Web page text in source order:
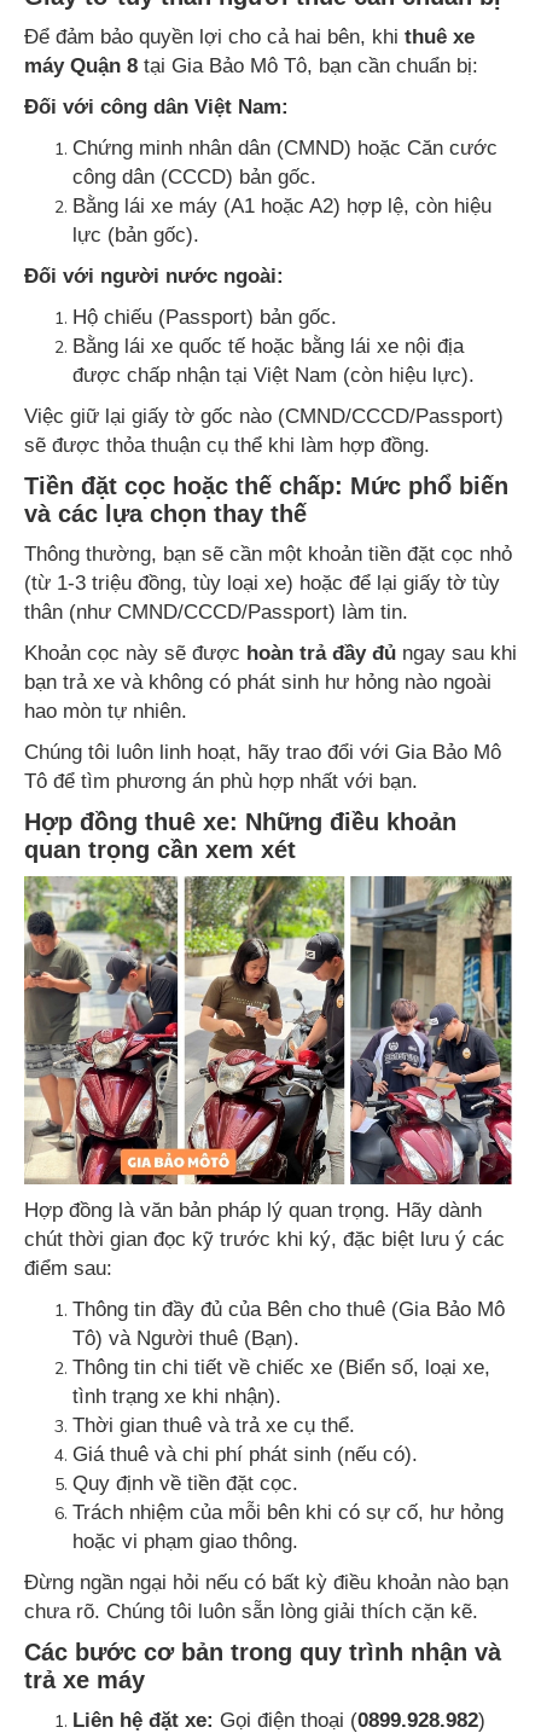
Để đảm bảo quyền lợi cho cả hai bên, khi thuê xe
máy Quận 8 tại Gia Bảo Mô Tô, bạn cần chuẩn bị:
Đối với công dân Việt Nam:
Chứng minh nhân dân (CMND) hoặc Căn cước
công dân (CCCD) bản gốc.
Bằng lái xe máy (A1 hoặc A2) hợp lệ, còn hiệu
lực (bản gốc).
Đối với người nước ngoài:
Hộ chiếu (Passport) bản gốc.
Bằng lái xe quốc tế hoặc bằng lái xe nội địa
được chấp nhận tại Việt Nam (còn hiệu lực).
Việc giữ lại giấy tờ gốc nào (CMND/CCCD/Passport)
sẽ được thỏa thuận cụ thể khi làm hợp đồng.
Tiền đặt cọc hoặc thế chấp: Mức phổ biến
và các lựa chọn thay thế
Thông thường, bạn sẽ cần một khoản tiền đặt cọc nhỏ
(từ 1-3 triệu đồng, tùy loại xe) hoặc để lại giấy tờ tùy
thân (như CMND/CCCD/Passport) làm tin.
Khoản cọc này sẽ được hoàn trả đầy đủ ngay sau khi
bạn trả xe và không có phát sinh hư hỏng nào ngoài
hao mòn tự nhiên.
Chúng tôi luôn linh hoạt, hãy trao đổi với Gia Bảo Mô
Tô để tìm phương án phù hợp nhất với bạn.
Hợp đồng thuê xe: Những điều khoản
quan trọng cần xem xét
Hợp đồng là văn bản pháp lý quan trọng. Hãy dành
chút thời gian đọc kỹ trước khi ký, đặc biệt lưu ý các
điểm sau:
Thông tin đầy đủ của Bên cho thuê (Gia Bảo Mô
Tô) và Người thuê (Bạn).
Thông tin chi tiết về chiếc xe (Biển số, loại xe,
tình trạng xe khi nhận).
Thời gian thuê và trả xe cụ thể.
Giá thuê và chi phí phát sinh (nếu có).
Quy định về tiền đặt cọc.
Trách nhiệm của mỗi bên khi có sự cố, hư hỏng
hoặc vi phạm giao thông.
Đừng ngần ngại hỏi nếu có bất kỳ điều khoản nào bạn
chưa rõ. Chúng tôi luôn sẵn lòng giải thích cặn kẽ.
Các bước cơ bản trong quy trình nhận và
trả xe máy
Liên hệ đặt xe: Gọi điện thoại (0899.928.982)